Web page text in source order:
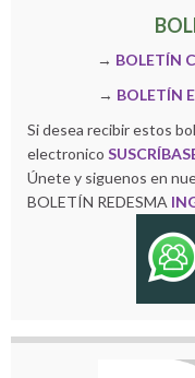
→ BOLETÍN
→ BOLETÍN
Si desea recibir estos
electronico
Únete y siguenos en
BOLETÍN REDESMA